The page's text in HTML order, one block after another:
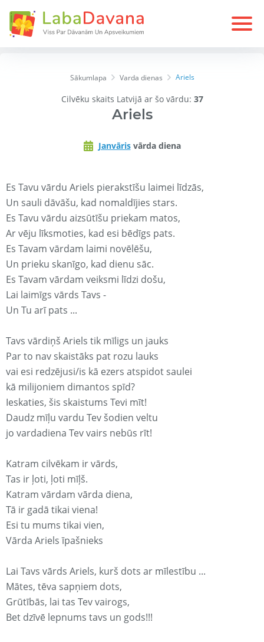
Sākumlapa Varda dienas Ariels
Cilvēku skaits Latvijā ar šo vārdu: 37
Ariels
Janvārisvārda diena
Es Tavu vārdu Ariels pierakstīšu laimei līdzās,
Un sauli dāvāšu, kad nomaldījies stars.
Es Tavu vārdu aizsūtīšu priekam matos,
Ar vēju līksmoties, kad esi bēdīgs pats.
Es Tavam vārdam laimi novēlēšu,
Un prieku skanīgo, kad dienu sāc.
Es Tavam vārdam veiksmi līdzi došu,
Lai laimīgs vārds Tavs -
Un Tu arī pats ...
Tavs vārdiņš Ariels tik mīligs un jauks
Par to nav skaistāks pat rozu lauks
vai esi redzējusi/is kā ezers atspidot saulei
kā milijoniem dimantos spīd?
Ieskaties, šis skaistums Tevi mīt!
Daudz mīļu vardu Tev šodien veltu
jo vardadiena Tev vairs nebūs rīt!
Katram cilvēkam ir vārds,
Tas ir ļoti, ļoti mīļš.
Katram vārdam vārda diena,
Tā ir gadā tikai viena!
Esi tu mums tikai vien,
Vārda Ariels īpašnieks
Lai Tavs vārds Ariels, kurš dots ar mīlestību ...
Mātes, tēva sapņiem dots,
Grūtībās, lai tas Tev vairogs,
Bet dzīvē lepnums tavs un gods!!!